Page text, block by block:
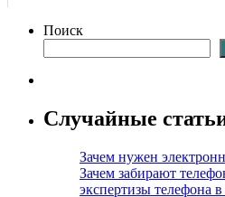
Поиск
Случайные
Зачем нужен
Зачем забирают
экспертизы телефона